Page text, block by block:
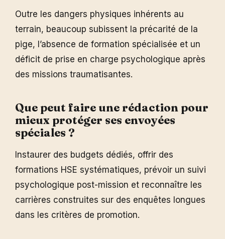
Outre les dangers physiques inhérents au
terrain, beaucoup subissent la précarité de la
pige, l’absence de formation spécialisée et un
déficit de prise en charge psychologique après
des missions traumatisantes.
Que peut faire une rédaction pour
mieux protéger ses envoyées
spéciales ?
Instaurer des budgets dédiés, offrir des
formations HSE systématiques, prévoir un suivi
psychologique post-mission et reconnaître les
carrières construites sur des enquêtes longues
dans les critères de promotion.